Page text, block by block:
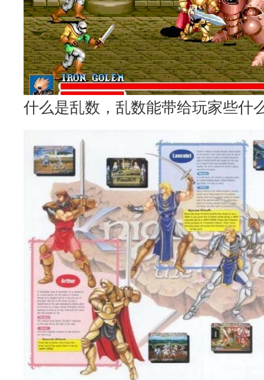
什么是乱数，乱数能带给玩家些什